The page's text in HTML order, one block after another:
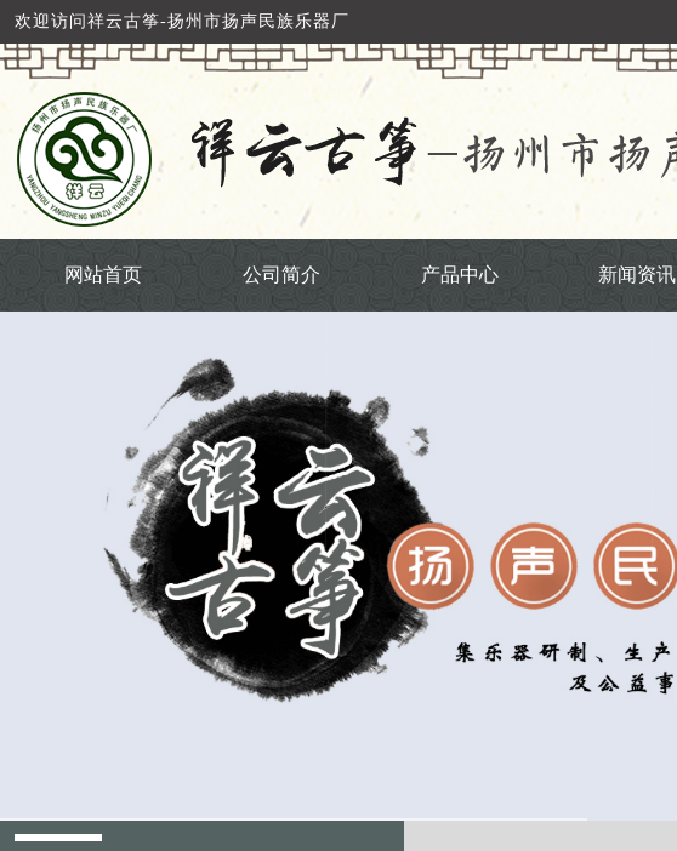
欢迎访问祥云古筝-扬州市扬声民族乐器厂
网站首页 公司简介 产品中心 新闻资讯